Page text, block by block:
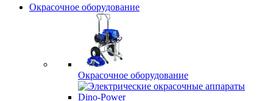
Окрасочное оборудование
Окрасочное оборудование